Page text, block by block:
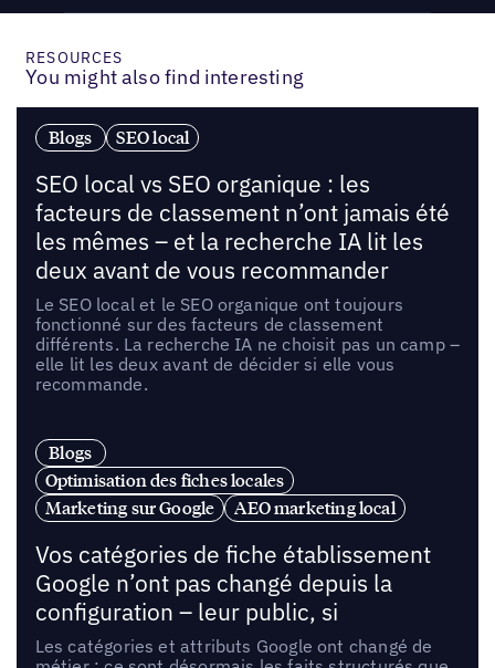
RESOURCES
You might also find interesting
Blogs SEO local
SEO local vs SEO organique : les
facteurs de classement n’ont jamais été
les mêmes – et la recherche IA lit les
deux avant de vous recommander
Le SEO local et le SEO organique ont toujours
fonctionné sur des facteurs de classement
différents. La recherche IA ne choisit pas un camp –
elle lit les deux avant de décider si elle vous
recommande.
Blogs
Optimisation des fiches locales
Marketing sur Google
AEO marketing local
Vos catégories de fiche établissement
Google n’ont pas changé depuis la
configuration – leur public, si
Les catégories et attributs Google ont changé de